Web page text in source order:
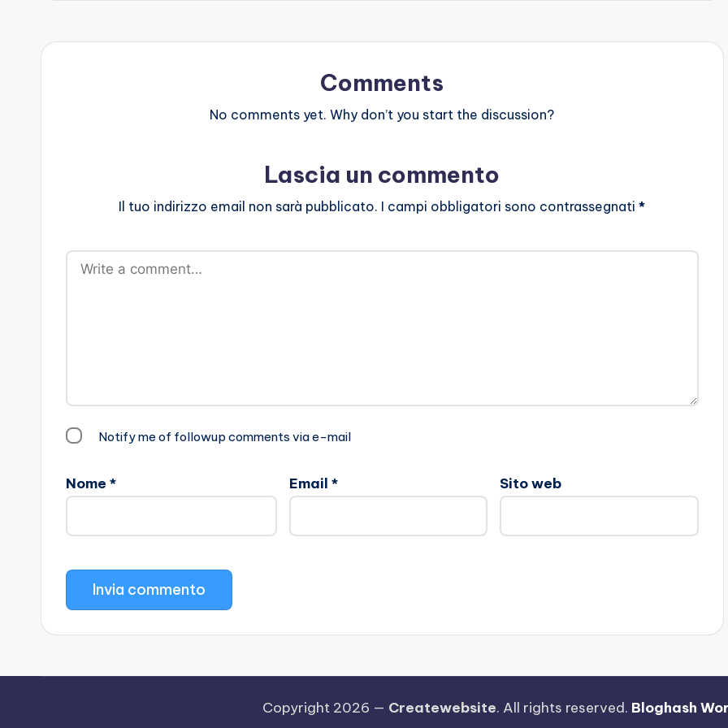
Comments
No comments yet. Why don’t you start the discussion?
Lascia un commento
Il tuo indirizzo email non sarà pubblicato. I campi obbligatori sono contrassegnati*
Notify me of followup comments via e-mail
Nome * Email * Sito web
Copyright 2026 — Createwebsite. All rights reserved. Bloghash